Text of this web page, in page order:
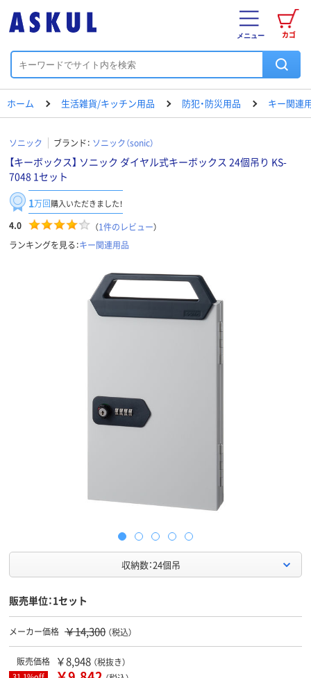
カゴ
メニュー
ホーム 生活雑貨/キッチン用品 防犯・防災用品 キー関連
ソニック ブランド： ソニック（sonic）
【キーボックス】 ソニック ダイヤル式キーボックス 24個吊り KS-
7048 1セット
1万回購入いただきました！
4.0 （1件のレビュー）
ランキングを見る：キー関連用品
収納数：24個吊
販売単位：1セット
メーカー価格 ￥14,300 （税込）
販売価格 ￥8,948 （税抜き）